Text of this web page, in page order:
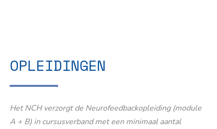
OPLEIDINGEN
Het NCH verzorgt de Neurofeedbackopleiding (module
A + B) in cursusverband met een minimaal aantal